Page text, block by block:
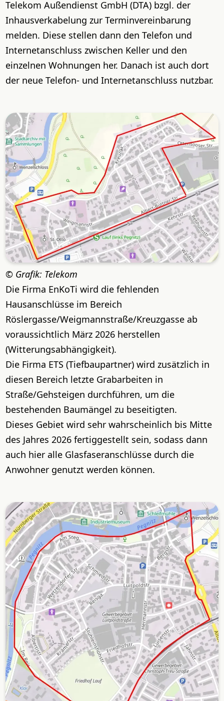
Telekom Außendienst GmbH (DTA) bzgl. der
Inhausverkabelung zur Terminvereinbarung
melden. Diese stellen dann den Telefon und
Internetanschluss zwischen Keller und den
einzelnen Wohnungen her. Danach ist auch dort
der neue Telefon- und Internetanschluss nutzbar.
Grafik: Telekom
Die Firma EnKoTi wird die fehlenden
Hausanschlüsse im Bereich
Röslergasse/Weigmannstraße/Kreuzgasse ab
voraussichtlich März 2026 herstellen
(Witterungsabhängigkeit).
Die Firma ETS (Tiefbaupartner) wird zusätzlich in
diesen Bereich letzte Grabarbeiten in
Straße/Gehsteigen durchführen, um die
bestehenden Baumängel zu beseitigten.
Dieses Gebiet wird sehr wahrscheinlich bis Mitte
des Jahres 2026 fertiggestellt sein, sodass dann
auch hier alle Glasfaseranschlüsse durch die
Anwohner genutzt werden können.